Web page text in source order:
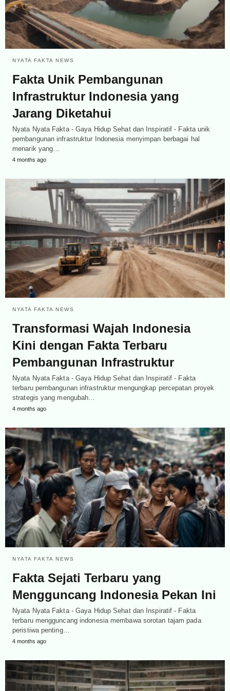
NYATA FAKTA NEWS
Fakta Unik Pembangunan
Infrastruktur Indonesia yang
Jarang Diketahui
Nyata Nyata Fakta - Gaya Hidup Sehat dan Inspiratif - Fakta unik
pembangunan infrastruktur Indonesia menyimpan berbagai hal
menarik yang…
4 months ago
NYATA FAKTA NEWS
Transformasi Wajah Indonesia
Kini dengan Fakta Terbaru
Pembangunan Infrastruktur
Nyata Nyata Fakta - Gaya Hidup Sehat dan Inspiratif - Fakta
terbaru pembangunan infrastruktur mengungkap percepatan proyek
strategis yang mengubah…
4 months ago
NYATA FAKTA NEWS
Fakta Sejati Terbaru yang
Mengguncang Indonesia Pekan Ini
Nyata Nyata Fakta - Gaya Hidup Sehat dan Inspiratif - Fakta
terbaru mengguncang indonesia membawa sorotan tajam pada
peristiwa penting…
4 months ago